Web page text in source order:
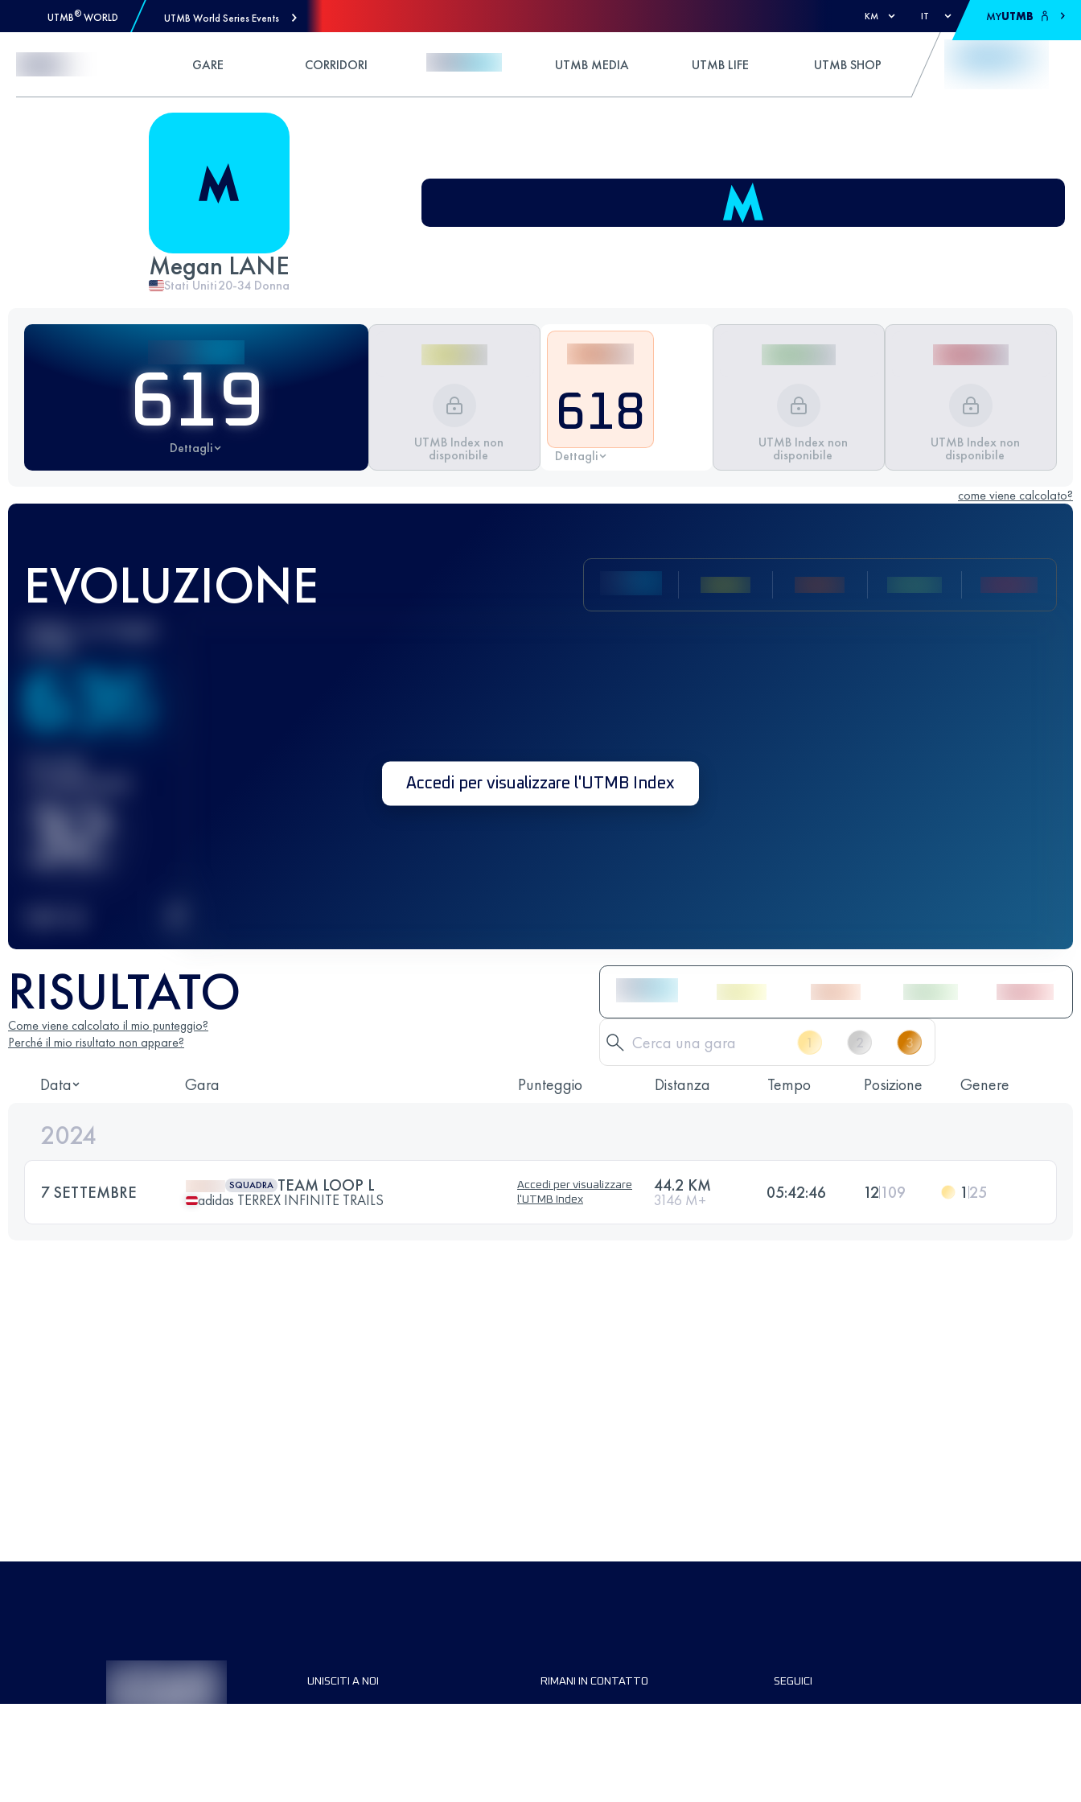
UTMB® WORLD UTMB World Series Events KM IT MYUTMB
GARE CORRIDORI UTMB MEDIA UTMB LIFE UTMB SHOP
Megan LANE
Stati Uniti20-34 Donna
619
Dettagli UTMB Index non
disponibile
618
Dettagli
UTMB Index non
disponibile
UTMB Index non
disponibile
come viene calcolato?
EVOLUZIONE
Miglior punteggio
636
Gara(e)
32
Accedi per visualizzare l'UTMB Index
RISULTATO
Come viene calcolato il mio punteggio?
Perché il mio risultato non appare?
Data Gara Punteggio Distanza Tempo Posizione Genere
2024
7 SETTEMBRE SQUADRA TEAM LOOP L
adidas TERREX INFINITE TRAILS
Accedi per visualizzare
l'UTMB Index
44.2 KM
3146 M+ 05:42:46 12109 1 25
UNISCITI A NOI RIMANI IN CONTATTO SEGUICI